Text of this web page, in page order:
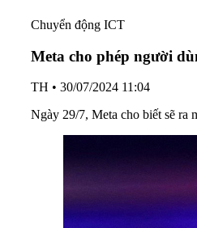
Chuyển động ICT
Meta cho phép người
TH • 30/07/2024 11:04
Ngày 29/7, Meta cho biết sẽ ra